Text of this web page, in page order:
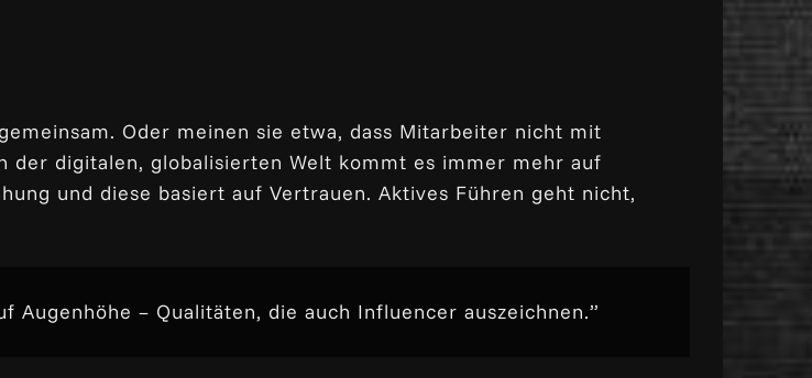
Oder meinen sie etwa, dass Mitarbeiter nicht mit
der digitalen, globalisierten Welt kommt es immer mehr auf
und diese basiert auf Vertrauen. Aktives Führen geht nicht,
Augenhöhe – Qualitäten, die auch Influencer auszeichnen.”